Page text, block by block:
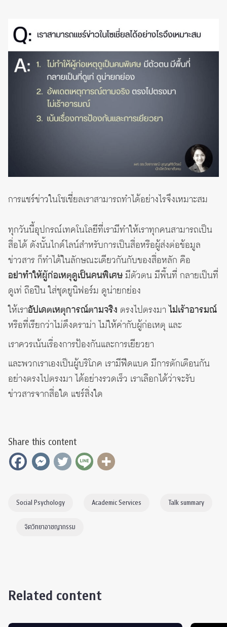
การแชร์ข่าวในโซเชี่ยลเราสามารถทำได้อย่างไรจึงเหมาะสม
ทุกวันนี้อุปกรณ์เทคโนโลยีที่เรามีทำให้เราทุกคนสามารถเป็น
สื่อได้ ดังนั้นไกด์ไลน์สำหรับการเป็นสื่อหรือผู้ส่งต่อข้อมูล
ข่าวสาร ก็ทำได้ในลักษณะเดียวกันกับของสื่อหลัก คือ
อย่าทำให้ผู้ก่อเหตุดูเป็นคนพิเศษมีตัวตน มีพื้นที่ กลายเป็นที่
ดูเท่ ถือปืน ใส่ชุดยูนิฟอร์ม ดูน่ายกย่อง
ให้เราอัปเดตเหตุการณ์ตามจริง ตรงไปตรงมาไม่เร้าอารมณ์
หรือที่เรียกว่าไม่ดึงดราม่า ไม่ให้ค่ากับผู้ก่อเหตุ และ
เราควรเน้นเรื่องการป้องกันและการเยียวยา
และพวกเราเองเป็นผู้บริโภค เรามีฟีดแบค มีการตักเตือนกัน
อย่างตรงไปตรงมา ได้อย่างรวดเร็ว เราเลือกได้ว่าจะรับ
ข่าวสารจากสื่อใด แชร์สิ่งใด
Share this content
Social Psychology Academic Services Talk summary
จิตวิทยาอาชญากรรม
Related content